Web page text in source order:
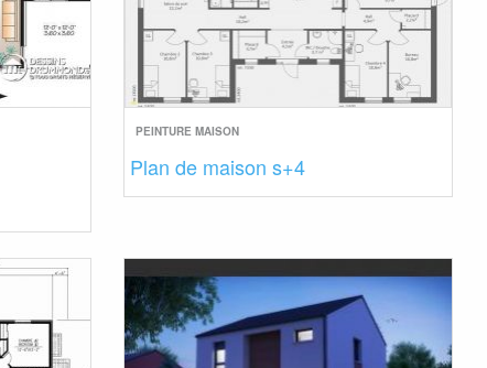
PEINTURE MAISON
Plan de maison s+4